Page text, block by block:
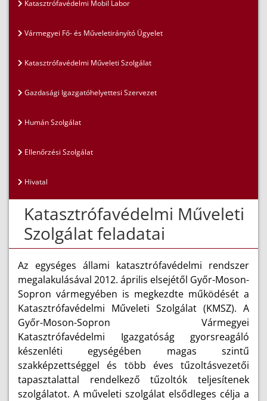
Katasztrófavédelmi Mobil Labor
Vármegyei Fő- és Műveletirányító Ügyelet
Katasztrófavédelmi Műveleti Szolgálat
Gazdasági Igazgatóhelyettesi Szervezet
Humán Szolgálat
Ellenőrzési Szolgálat
Hivatal
Katasztrófavédelmi Műveleti
Szolgálat feladatai
Az egységes állami katasztrófavédelmi rendszer
megalakulásával 2012. április elsejétől Győr-Moson-
Sopron vármegyében is megkezdte működését a
Katasztrófavédelmi Műveleti Szolgálat (KMSZ). A
Győr-Moson-Sopron Vármegyei
Katasztrófavédelmi Igazgatóság gyorsreagáló
készenléti egységében magas szintű
szakképzettséggel és több éves tűzoltásvezetői
tapasztalattal rendelkező tűzoltók teljesítenek
szolgálatot. A műveleti szolgálat elsődleges célja a